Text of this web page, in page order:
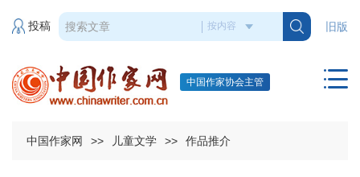
旧版
投稿
中国作家协会主管
中国作家网 >> 儿童文学 >> 作品推介